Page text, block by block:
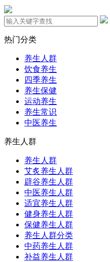
热门分类
养生人群
饮食养生
四季养生
养生保健
运动养生
养生常识
中医养生
养生人群
养生人群
艾炙养生人群
辟谷养生人群
中医养生人群
适宜养生人群
健身养生人群
保健养生人群
养生人群分类
中药养生人群
补益养生人群